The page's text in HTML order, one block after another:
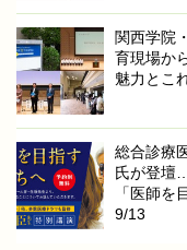
関西学院
育現場か
魅力とこ
総合診療
氏が登壇
「医師を
9/13